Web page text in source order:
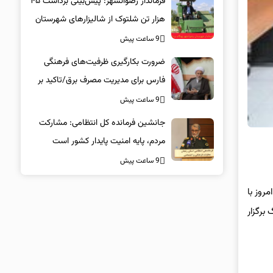
با
هزار تن شلتوک از شالیزارهای شهرستان
9 ساعت پیش
ضرورت بکارگیری ظرفیت‌های فرهنگی
فارس برای مدیریت مصرف برق/تاکید بر
همراهی همگانی در پویش ۲۵ درجه
9 ساعت پیش
جانشین فرمانده کل انتظامی: مشارکت
مردم، پایه امنیت پایدار کشور است
9 ساعت پیش